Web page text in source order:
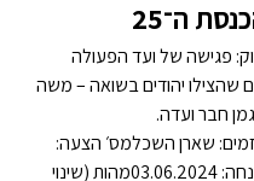
פגישה של ועד הפעולה
שהצילו יהודים בשואה – משה
חבר ועדה.
שארן השכלמס׳ הצעה:
פ/4614/25 | הונחה: 03.06.2024מהות (שינוי